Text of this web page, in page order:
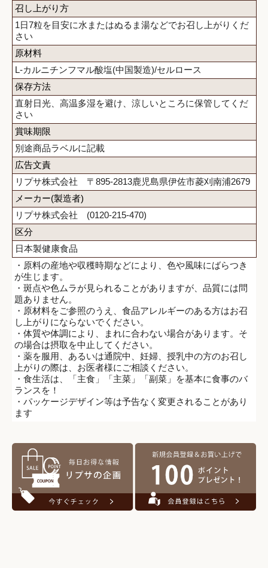
召し上がり方
1日7粒を目安に水またはぬるま湯などでお召し上がりくだ
さい
原材料
L-カルニチンフマル酸塩(中国製造)/セルロース
保存方法
直射日光、高温多湿を避け、涼しいところに保管してくだ
さい
賞味期限
別途商品ラベルに記載
広告文責
リプサ株式会社 〒895-2813鹿児島県伊佐市菱刈南浦2679
メーカー(製造者)
リプサ株式会社 (0120-215-470)
区分
日本製健康食品
・原料の産地や収穫時期などにより、色や風味にばらつき
が生じます。
・斑点や色ムラが見られることがありますが、品質には問
題ありません。
・原材料をご参照のうえ、食品アレルギーのある方はお召
し上がりにならないでください。
・体質や体調により、まれに合わない場合があります。そ
の場合は摂取を中止してください。
・薬を服用、あるいは通院中、妊婦、授乳中の方のお召し
上がりの際は、お医者様にご相談ください。
・食生活は、「主食」「主菜」「副菜」を基本に食事のバ
ランスを！
・パッケージデザイン等は予告なく変更されることがあり
ます